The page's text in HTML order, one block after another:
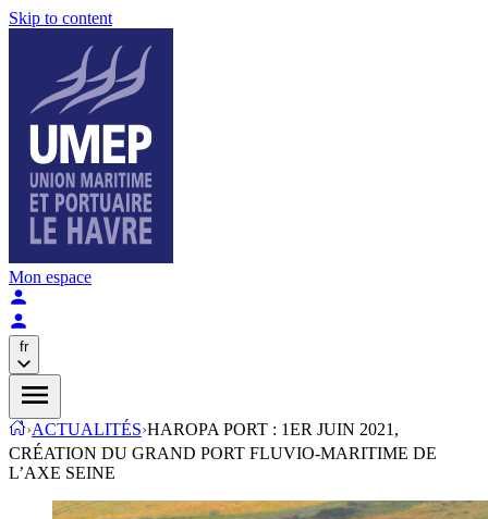
Skip to content
Mon espace
fr
›ACTUALITÉS›HAROPA PORT : 1ER JUIN 2021,
CRÉATION DU GRAND PORT FLUVIO-MARITIME DE
L’AXE SEINE